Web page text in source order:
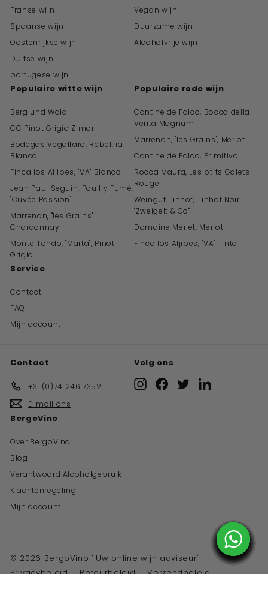
Franse wijn
Spaanse wijn
Oostenrijkse wijn
Duitse wijn
portugese wijn
Vegan wijn
Duurzame wijn
Alcoholvrije wijn
Populaire witte wijn
Berg und Wald
CC Pinot Grigio Zimor
Bodegas Vegalfaro, Rebel.lia
Blanco
Finca los Aljibes, "VA" Blanco
Jean Paul Seguin, Pouilly Fumé,
"Cuvée Passion"
Marrenon, "les Grains"
Chardonnay
Monte Tondo, "Marta", Pinot
Grigio
Populaire rode wijn
Cantine de Falco, Bocca della
Verità Magnum
Marrenon, "les Grains", Merlot
Cantine de Falco, Primitivo
Rocca Maura, Les ptits Galets
Rouge
Weingut Tinhof, Tinhof Noir
"Zweigelt & Co"
Domaine Merlet, Merlot
Finca los Aljibes, "VA" Tinto
Service
Contact
FAQ
Mijn account
Contact
+31 (0)74 246 7352
E-mail ons
Volg ons
InstagramFacebook
Twitter
BergoVino
Over BergoVino
Blog
Verantwoord Alcoholgebruik
Klachtenregeling
Mijn account
© 2026 BergoVino ''Uw online wijn adviseur''
Privacybeleid
Retourbeleid
Verzendbeleid